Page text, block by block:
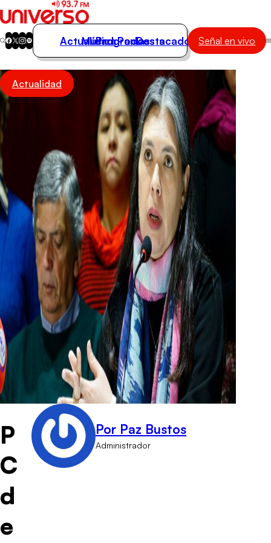
Actualidad
Música
Programas
Destacados
Actualidad
Música
Programas
Podcasts
Destacados Señal en vivo
Actualidad
P
C
d
e
Por Paz Bustos
Administrador